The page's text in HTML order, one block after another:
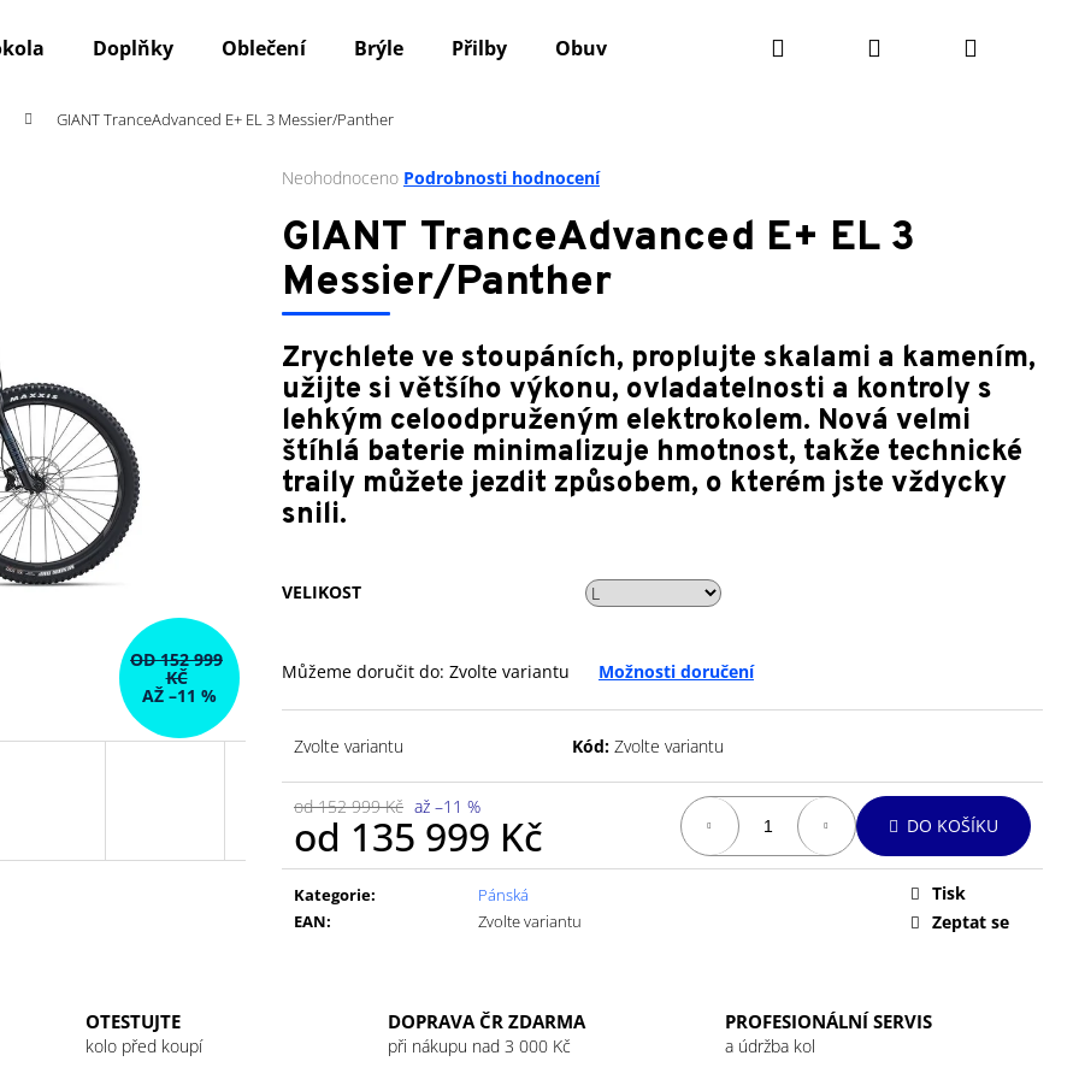
Doplňky Oblečení Brýle Přilby Obuv Údržba kola Komponenty
Hledat PřihlášeníNákupní
GIANT TranceAdvanced E+ EL 3 Messier/Panther
Průměrné
produktu
je
0,0
z
5
Neohodnoceno Podrobnosti hodnocení
GIANT TranceAdvanced E+ EL 3
Messier/Panther
Zrychlete ve stoupáních, proplujte skalami a kamením,
užijte si většího výkonu, ovladatelnosti a kontroly s
lehkým celoodpruženým elektrokolem. Nová velmi
štíhlá baterie minimalizuje hmotnost, takže technické
traily můžete jezdit způsobem, o kterém jste vždycky
snili.
VELIKOST
Můžeme doručit do: Zvolte variantu Možnosti doručení
Zvolte variantu Kód: Zvolte variantu
od 152 999 Kč až –11 %
od 135 999 Kč
Měrná
cena:
DO KOŠÍKU
Kategorie:
Pánská
EAN: Zvolte variantu
Tisk
Zeptat se
OD 152 999
KČ
AŽ –11 %
OTESTUJTE
kolo před koupí
DOPRAVA ČR ZDARMA
při nákupu nad 3 000 Kč
PROFESIONÁLNÍ SERVIS
a údržba kol
Co potřebujete najít?
HLEDAT